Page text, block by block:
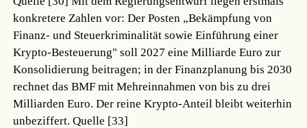
konkretere Zahlen vor: Der Posten „Bekämpfung von
Finanz- und Steuerkriminalität sowie Einführung einer
Krypto-Besteuerung" soll 2027 eine Milliarde Euro zur
Konsolidierung beitragen; in der Finanzplanung bis 2030
rechnet das BMF mit Mehreinnahmen von bis zu drei
Milliarden Euro. Der reine Krypto-Anteil bleibt weiterhin
unbeziffert.Quelle [33]